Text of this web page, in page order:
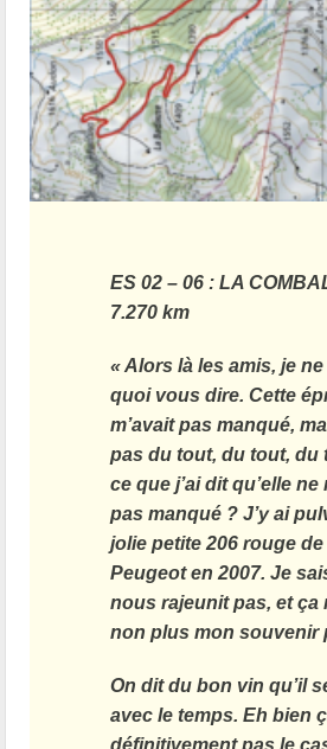
ES 02 – 06 : LA
7.270 km
« Alors là les amis, je
quoi vous dire. Cette
m’avait pas manqué,
pas du tout, du tout, du
ce que j’ai dit qu’elle ne
pas manqué ? J’y ai
jolie petite 206 rouge
Peugeot en 2007. Je
nous rajeunit pas, et ça
non plus mon souvenir
On dit du bon vin qu’il
avec le temps. Eh bien